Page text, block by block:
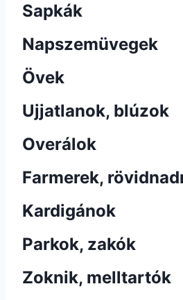
Sapkák
Napszemüvegek
Övek
Ujjatlanok, blúzok
Overálok
Farmerek,
Kardigánok
Parkok, zakók
Zoknik, melltartók